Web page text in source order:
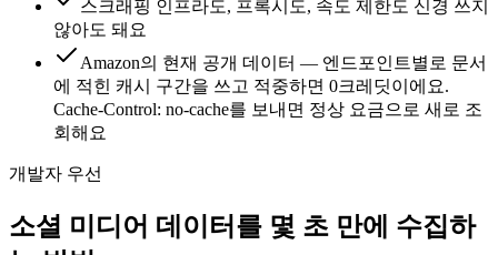
스크래핑 인프라도, 프록시도, 속도 제한도 신경 쓰지
않아도 돼요
Amazon의 현재 공개 데이터 — 엔드포인트별로 문서
에 적힌 캐시 구간을 쓰고 적중하면 0크레딧이에요.
Cache-Control: no-cache를 보내면 정상 요금으로 새로 조
회해요
개발자 우선
소셜 미디어 데이터를 몇 초 만에 수집하